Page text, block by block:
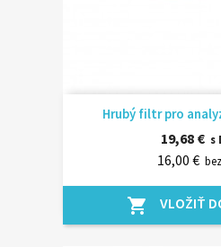
Hrubý filtr pro
19,68 € s
16,00 €
shopping_cart VLOŽIŤ